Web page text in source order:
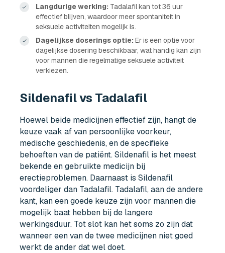
Langdurige werking: Tadalafil kan tot 36 uur
effectief blijven, waardoor meer spontaniteit in
seksuele activiteiten mogelijk is.
Dagelijkse doserings optie: Er is een optie voor
dagelijkse dosering beschikbaar, wat handig kan zijn
voor mannen die regelmatige seksuele activiteit
verkiezen.
Sildenafil vs Tadalafil
Hoewel beide medicijnen effectief zijn, hangt de
keuze vaak af van persoonlijke voorkeur,
medische geschiedenis, en de specifieke
behoeften van de patiënt. Sildenafil is het meest
bekende en gebruikte medicijn bij
erectieproblemen. Daarnaast is Sildenafil
voordeliger dan Tadalafil. Tadalafil, aan de andere
kant, kan een goede keuze zijn voor mannen die
mogelijk baat hebben bij de langere
werkingsduur. Tot slot kan het soms zo zijn dat
wanneer een van de twee medicijnen niet goed
werkt de ander dat wel doet.